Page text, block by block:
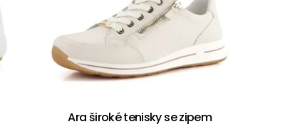
Ara široké tenisky se zipem